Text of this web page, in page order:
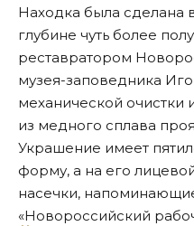
Находка была сделана
глубине чуть более
реставратором
музея-заповедника
механической очистки
из медного сплава
Украшение имеет
форму, а на его
насечки,
«Новороссийский